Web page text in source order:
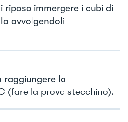
riposo immergere i cubi di
avvolgendoli
raggiungere la
(fare la prova stecchino).